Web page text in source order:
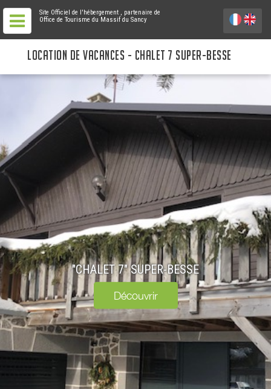
Site Officiel de l'hébergement , partenaire de
Office de Tourisme du Massif du Sancy
LOCATION DE VACANCES - CHALET 7 SUPER-BESSE
"CHALET 7" SUPER-BESSE
Découvrir